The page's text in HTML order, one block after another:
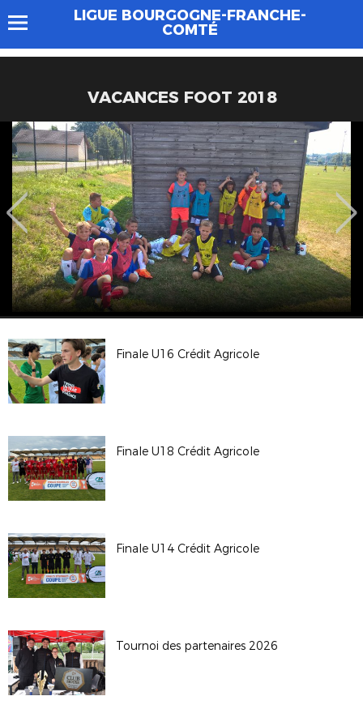
LIGUE BOURGOGNE-FRANCHE-
COMTÉ
VACANCES FOOT 2018
Finale U16 Crédit Agricole
Finale U18 Crédit Agricole
Finale U14 Crédit Agricole
Tournoi des partenaires 2026